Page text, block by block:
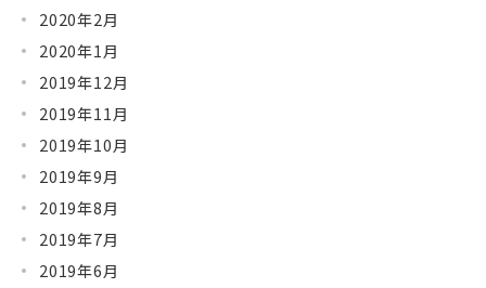
2020年2月
2020年1月
2019年12月
2019年11月
2019年10月
2019年9月
2019年8月
2019年7月
2019年6月